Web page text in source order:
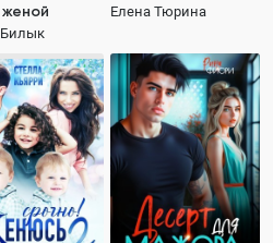
Елена Тюрина